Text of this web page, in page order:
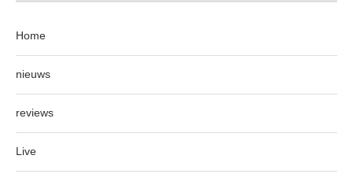
Home
nieuws
reviews
Live